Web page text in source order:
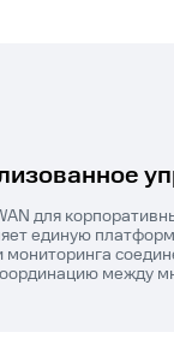
для
единую
мониторинга
между